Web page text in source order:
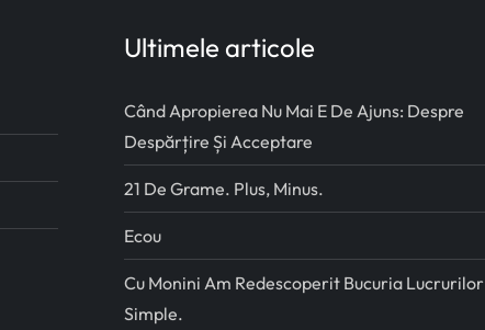
Ultimele articole
Când Apropierea Nu Mai E De Ajuns: Despre
Despărțire Și Acceptare
21 De Grame. Plus, Minus.
Ecou
Cu Monini Am Redescoperit Bucuria Lucrurilor
Simple.